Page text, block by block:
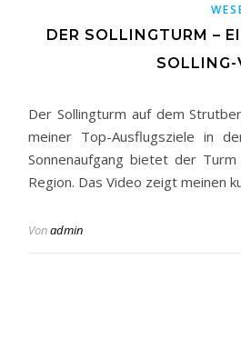
DER SOLLINGTURM –
SOLLING-
Der Sollingturm auf dem
meiner Top-Ausflugsziele in
Sonnenaufgang bietet der
Region. Das Video zeigt meinen
Vonadmin